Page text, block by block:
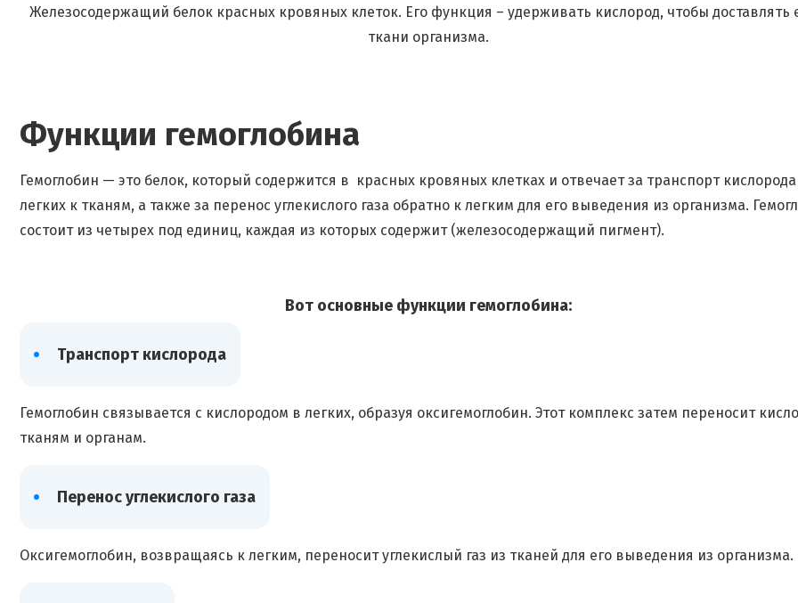
Железосодержащий белок красных кровяных клеток. Его функция – удерживать кислород, чтобы доставлять
ткани организма.
Функции гемоглобина
Гемоглобин — это белок, который содержится в красных кровяных клетках и отвечает за транспорт кислорода
легких к тканям, а также за перенос углекислого газа обратно к легким для его выведения из организма.
состоит из четырех под единиц, каждая из которых содержит (железосодержащий пигмент).
Вот основные функции гемоглобина:
Транспорт кислорода
Гемоглобин связывается с кислородом в легких, образуя оксигемоглобин. Этот комплекс затем переносит
тканям и органам.
Перенос углекислого газа
Оксигемоглобин, возвращаясь к легким, переносит углекислый газ из тканей для его выведения из организма.